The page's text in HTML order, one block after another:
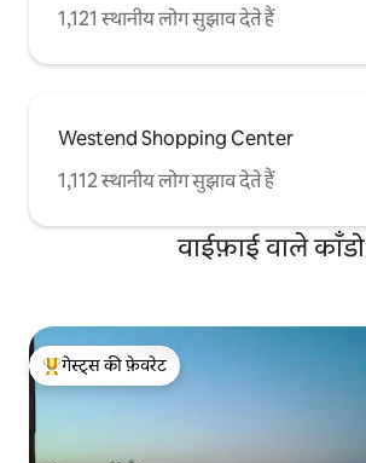
1,121 स्थानीय लोग सुझाव देते हैं
Westend Shopping Center
1,112 स्थानीय लोग सुझाव देते हैं
वाईफ़ाई वाले काँडो
गेस्ट्स का टॉप फ़ेवरेट
गेस्ट्स की फ़ेवरेट